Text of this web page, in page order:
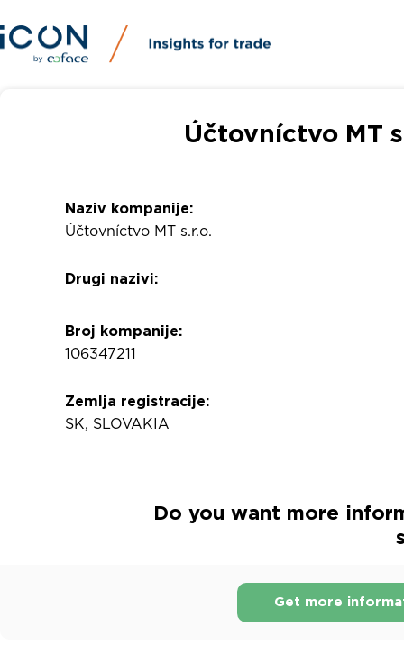
Účtovníctvo MT
Naziv kompanije:
Účtovníctvo MT s.r.o.
Drugi nazivi:
Broj kompanije:
106347211
Zemlja registracije:
SK, SLOVAKIA
Do you want more
Get more